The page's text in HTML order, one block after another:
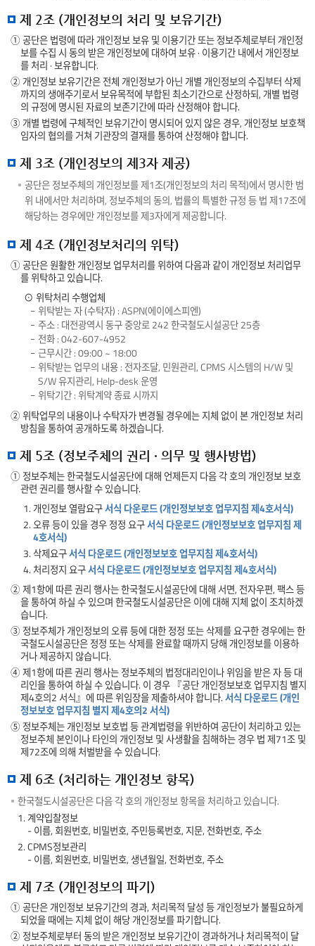
제 2조 (개인정보의 처리 및 보유기간)
① 공단은 법령에 따라 개인정보 보유 및 이용기간 또는 정보주체로부터 개인정
보를 수집 시 동의 받은 개인정보에 대하여 보유 · 이용기간 내에서 개인정보
를 처리 · 보유합니다.
② 개인정보 보유기간은 전체 개인정보가 아닌 개별 개인정보의 수집부터 삭제
까지의 생애주기로서 보유목적에 부합된 최소기간으로 산정하되, 개별 법령
의 규정에 명시된 자료의 보존기간에 따라 산정해야 합니다.
③ 개별 법령에 구체적인 보유기간이 명시되어 있지 않은 경우, 개인정보 보호책
임자의 협의를 거쳐 기관장의 결재를 통하여 산정해야 합니다.
제 3조 (개인정보의 제3자 제공)
공단은 정보주체의 개인정보를 제1조(개인정보의 처리 목적)에서 명시한 범
위 내에서만 처리하며, 정보주체의 동의, 법률의 특별한 규정 등 법 제17조에
해당하는 경우에만 개인정보를 제3자에게 제공합니다.
제 4조 (개인정보처리의 위탁)
① 공단은 원활한 개인정보 업무처리를 위하여 다음과 같이 개인정보 처리업무
를 위탁하고 있습니다.
⊙ 위탁처리 수행업체
위탁받는 자 (수탁자) : ASPN(에이에스피엔)
주소 : 대전광역시 동구 중앙로 242 한국철도시설공단 25층
전화 : 042-607-4952
근무시간 : 09:00 ~ 18:00
위탁받는 업무의 내용 : 전자조달, 민원관리, CPMS 시스템의 H/W 및
S/W 유지관리, Help-desk 운영
위탁기간 : 위탁계약 종료 시까지
② 위탁업무의 내용이나 수탁자가 변경될 경우에는 지체 없이 본 개인정보 처리
방침을 통하여 공개하도록 하겠습니다.
제 5조 (정보주체의 권리 · 의무 및 행사방법)
① 정보주체는 한국철도시설공단에 대해 언제든지 다음 각 호의 개인정보 보호
관련 권리를 행사할 수 있습니다.
1. 개인정보 열람요구서식 다운로드 (개인정보보호 업무지침 제4호서식)
2. 오류 등이 있을 경우 정정 요구서식 다운로드 (개인정보보호 업무지침 제
4호서식)
3. 삭제요구서식 다운로드 (개인정보보호 업무지침 제4호서식)
4. 처리정지 요구서식 다운로드 (개인정보보호 업무지침 제4호서식)
② 제1항에 따른 권리 행사는 한국철도시설공단에 대해 서면, 전자우편, 팩스 등
을 통하여 하실 수 있으며 한국철도시설공단은 이에 대해 지체 없이 조치하겠
습니다.
③ 정보주체가 개인정보의 오류 등에 대한 정정 또는 삭제를 요구한 경우에는 한
국철도시설공단은 정정 또는 삭제를 완료할 때까지 당해 개인정보를 이용하
거나 제공하지 않습니다.
④ 제1항에 따른 권리 행사는 정보주체의 법정대리인이나 위임을 받은 자 등 대
리인을 통하여 하실 수 있습니다. 이 경우 『공단 개인정보보호 업무지침 별지
제4호의2 서식』에 따른 위임장을 제출하셔야 합니다.서식 다운로드 (개인
정보보호 업무지침 별지 제4호의2 서식)
⑤ 정보주체는 개인정보 보호법 등 관계법령을 위반하여 공단이 처리하고 있는
정보주체 본인이나 타인의 개인정보 및 사생활을 침해하는 경우 법 제71조 및
제72조에 의해 처벌받을 수 있습니다.
제 6조 (처리하는 개인정보 항목)
한국철도시설공단은 다음 각 호의 개인정보 항목을 처리하고 있습니다.
1. 계약입찰정보
- 이름, 회원번호, 비밀번호, 주민등록번호, 지문, 전화번호, 주소
2. CPMS정보관리
- 이름, 회원번호, 비밀번호, 생년월일, 전화번호, 주소
제 7조 (개인정보의 파기)
① 공단은 개인정보 보유기간의 경과, 처리목적 달성 등 개인정보가 불필요하게
되었을 때에는 지체 없이 해당 개인정보를 파기합니다.
② 정보주체로부터 동의 받은 개인정보 보유기간이 경과하거나 처리목적이 달